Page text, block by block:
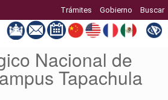
Trámites Gobierno Buscar
Nacional de
Tapachula